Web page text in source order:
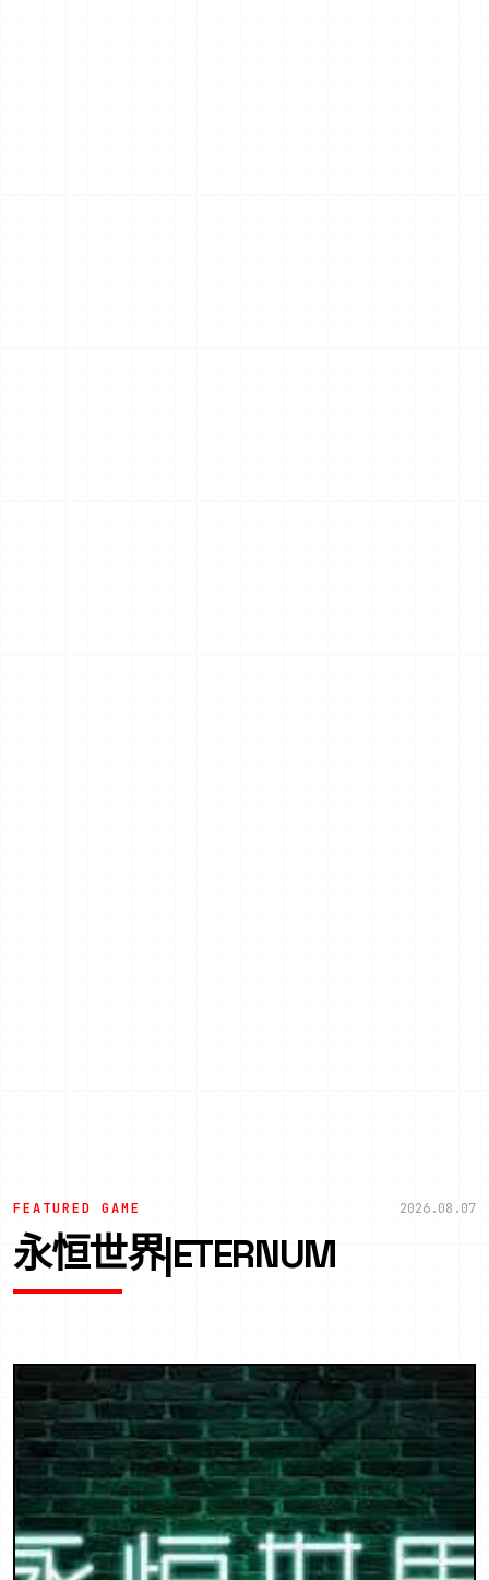
FEATURED GAME 2026.08.07
永恒世界|ETERNUM